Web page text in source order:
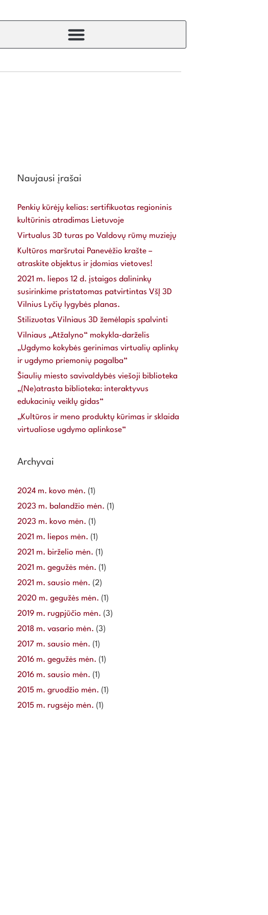
Naujausi įrašai
Penkių kūrėjų kelias: sertifikuotas regioninis
kultūrinis atradimas Lietuvoje
Virtualus 3D turas po Valdovų rūmų muziejų
Kultūros maršrutai Panevėžio krašte –
atraskite objektus ir įdomias vietoves!
2021 m. liepos 12 d. įstaigos dalininkų
susirinkime pristatomas patvirtintas VšĮ 3D
Vilnius Lyčių lygybės planas.
Stilizuotas Vilniaus 3D žemėlapis spalvinti
Vilniaus „Atžalyno“ mokykla‐darželis
„Ugdymo kokybės gerinimas virtualių aplinkų
ir ugdymo priemonių pagalba“
Šiaulių miesto savivaldybės viešoji biblioteka
„(Ne)atrasta biblioteka: interaktyvus
edukacinių veiklų gidas“
„Kultūros ir meno produktų kūrimas ir sklaida
virtualiose ugdymo aplinkose“
Archyvai
2024 m. kovo mėn. (1)
2023 m. balandžio mėn. (1)
2023 m. kovo mėn. (1)
2021 m. liepos mėn. (1)
2021 m. birželio mėn. (1)
2021 m. gegužės mėn. (1)
2021 m. sausio mėn. (2)
2020 m. gegužės mėn. (1)
2019 m. rugpjūčio mėn. (3)
2018 m. vasario mėn. (3)
2017 m. sausio mėn. (1)
2016 m. gegužės mėn. (1)
2016 m. sausio mėn. (1)
2015 m. gruodžio mėn. (1)
2015 m. rugsėjo mėn. (1)